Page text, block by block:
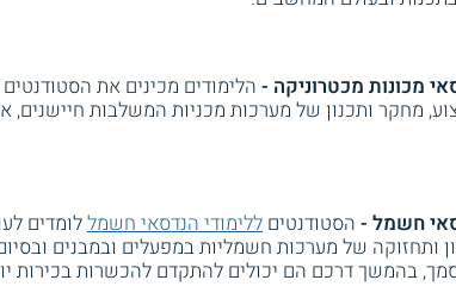
מכונות מכטרוניקה -הלימודים מכינים את
מחקר ותכנון של מערכות מכניות המשלבות חיישנים,
חשמל - הסטודנטים ללימודי הנדסאי חשמללומדים
ותחזוקה של מערכות חשמליות במפעלים ובמבנים
בהמשך דרכם הם יכולים להתקדם להכשרות בכירות